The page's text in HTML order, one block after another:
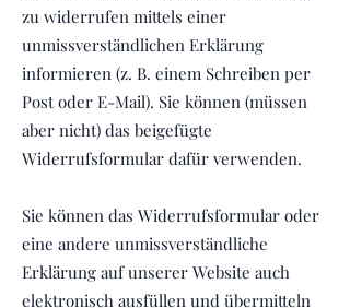
zu widerrufen mittels einer
unmissverständlichen Erklärung
informieren (z. B. einem Schreiben per
Post oder E-Mail). Sie können (müssen
aber nicht) das beigefügte
Widerrufsformular dafür verwenden.
Sie können das Widerrufsformular oder
eine andere unmissverständliche
Erklärung auf unserer Website auch
elektronisch ausfüllen und übermitteln